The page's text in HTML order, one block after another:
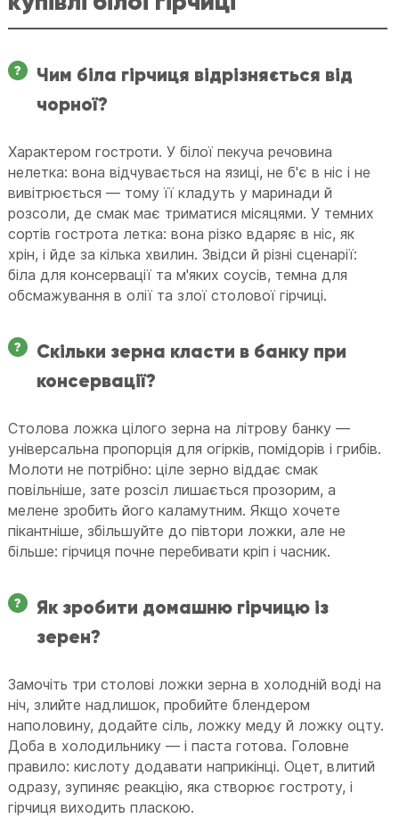
Чим біла гірчиця відрізняється від
чорної?
Характером гостроти. У білої пекуча речовина
нелетка: вона відчувається на язиці, не б'є в ніс і не
вивітрюється — тому її кладуть у маринади й
розсоли, де смак має триматися місяцями. У темних
сортів гострота летка: вона різко вдаряє в ніс, як
хрін, і йде за кілька хвилин. Звідси й різні сценарії:
біла для консервації та м'яких соусів, темна для
обсмажування в олії та злої столової гірчиці.
Скільки зерна класти в банку при
консервації?
Столова ложка цілого зерна на літрову банку —
універсальна пропорція для огірків, помідорів і грибів.
Молоти не потрібно: ціле зерно віддає смак
повільніше, зате розсіл лишається прозорим, а
мелене зробить його каламутним. Якщо хочете
пікантніше, збільшуйте до півтори ложки, але не
більше: гірчиця почне перебивати кріп і часник.
Як зробити домашню гірчицю із
зерен?
Замочіть три столові ложки зерна в холодній воді на
ніч, злийте надлишок, пробийте блендером
наполовину, додайте сіль, ложку меду й ложку оцту.
Доба в холодильнику — і паста готова. Головне
правило: кислоту додавати наприкінці. Оцет, влитий
одразу, зупиняє реакцію, яка створює гостроту, і
гірчиця виходить пласкою.